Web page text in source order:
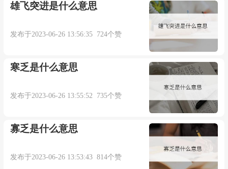
雄飞突进是什么意思
发布于2023-06-26 13:56:35 724个赞
寒乏是什么意思
发布于2023-06-26 13:55:52 735个赞
寡乏是什么意思
发布于2023-06-26 13:53:43 814个赞